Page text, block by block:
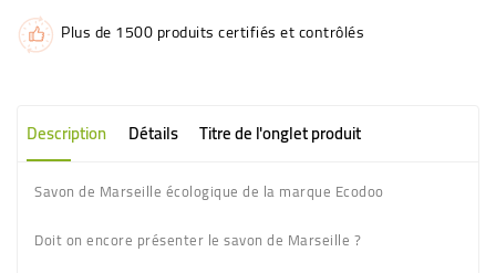
Plus de 1500 produits certifiés et contrôlés
Description Détails Titre de l'onglet produit
Savon de Marseille écologique de la marque Ecodoo
Doit on encore présenter le savon de Marseille ?